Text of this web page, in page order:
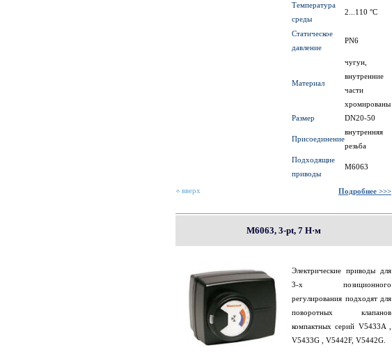
Температура
среды
2...110 °C
Статическое
давление
PN6
Материал
чугун,
внутренние
части
хромированы
Размер
DN20-50
Присоединение
внутренняя
резьба
Подходящие
приводы
M6063
вверх Подробнее >>>
M6063, 3-pt, 7 Н·м
Электрические приводы для
3-х позиционного
регулирования подходят для
поворотных клапанов
компактных серий V5433A ,
V5433G , V5442F, V5442G.